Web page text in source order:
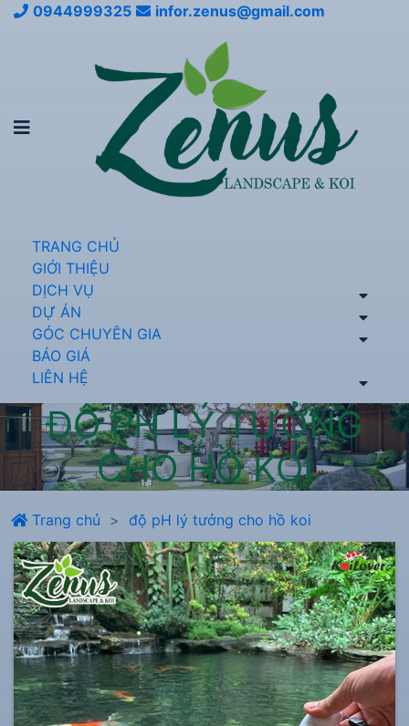
0944999325 infor.zenus@gmail.com
TRANG CHỦ
GIỚI THIỆU
DỊCH VỤ
DỰ ÁN
GÓC CHUYÊN GIA
BÁO GIÁ
LIÊN HỆ
ĐỘ PH LÝ TƯỞNG
CHO HỒ KOI
Trang chủ độ pH lý tưởng cho hồ koi